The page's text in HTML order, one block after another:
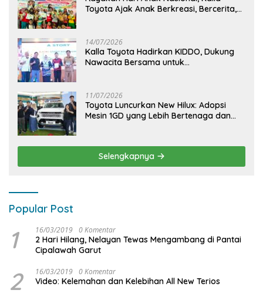
Toyota Ajak Anak Berkreasi, Bercerita,
14/07/2026
Kalla Toyota Hadirkan KIDDO, Dukung
Nawacita Bersama untuk
11/07/2026
Toyota Luncurkan New Hilux: Adopsi
Mesin 1GD yang Lebih Bertenaga dan
Selengkapnya
Popular Post
1 16/03/2019 0 Komentar
2 Hari Hilang, Nelayan Tewas Mengambang di Pantai
Cipalawah Garut
2 16/03/2019 0 Komentar
Video: Kelemahan dan Kelebihan All New Terios